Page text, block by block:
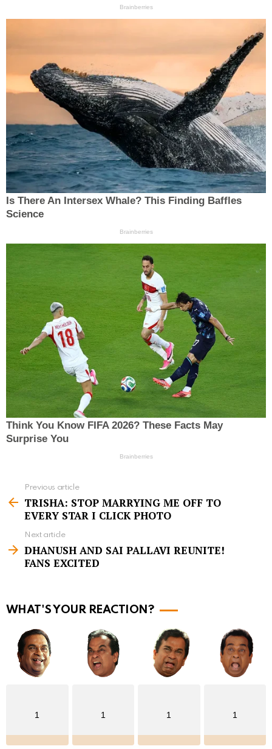
e
m
e
Previous article
TRISHA: STOP MARRYING ME OFF TO
EVERY STAR I CLICK PHOTO
Next article
DHANUSH AND SAI PALLAVI REUNITE!
FANS EXCITED
WHAT'S YOUR REACTION?
1 1 1 1